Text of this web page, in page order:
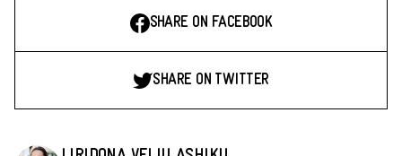
SHARE ON FACEBOOK
SHARE ON TWITTER